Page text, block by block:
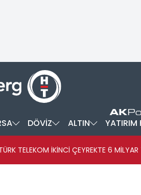
DÖVİZ ALTIN YATIRIM
TELEKOM İKİNCİ ÇEYREKTE 6